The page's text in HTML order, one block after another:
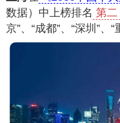
数据）中上榜排名 第二
京”、“成都”、“深圳”、“